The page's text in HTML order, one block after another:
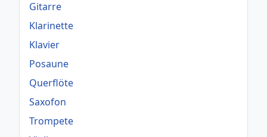
Gitarre
Klarinette
Klavier
Posaune
Querflöte
Saxofon
Trompete